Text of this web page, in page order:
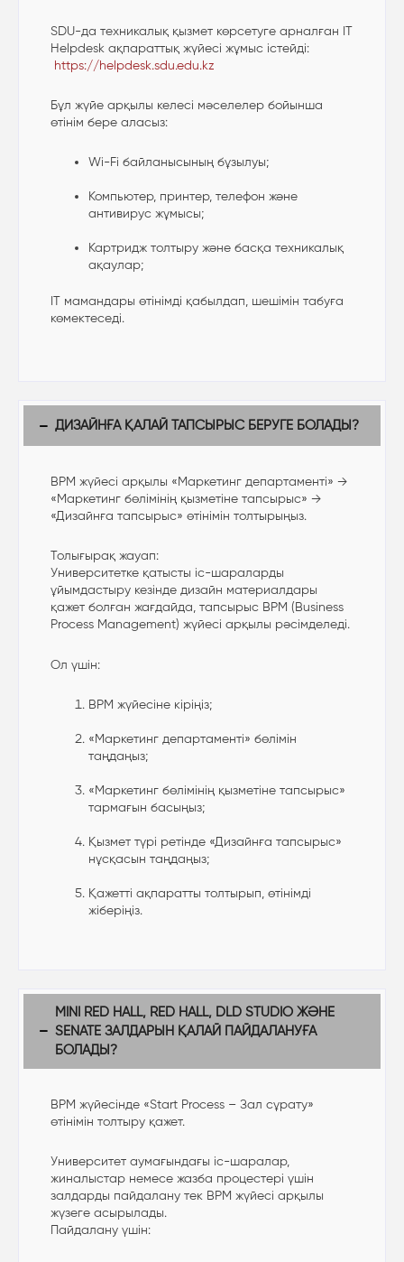
SDU-да техникалық қызмет көрсетуге арналған IT
Helpdesk ақпараттық жүйесі жұмыс істейді:
https://helpdesk.sdu.edu.kz
Бұл жүйе арқылы келесі мәселелер бойынша
өтінім бере аласыз:
Wi-Fi байланысының бұзылуы;
Компьютер, принтер, телефон және
антивирус жұмысы;
Картридж толтыру және басқа техникалық
ақаулар;
IT мамандары өтінімді қабылдап, шешімін табуға
көмектеседі.
ДИЗАЙНҒА ҚАЛАЙ ТАПСЫРЫС БЕРУГЕ БОЛАДЫ?
BPM жүйесі арқылы «Маркетинг департаменті» →
«Маркетинг бөлімінің қызметіне тапсырыс» →
«Дизайнға тапсырыс» өтінімін толтырыңыз.
Толығырақ жауап:
Университетке қатысты іс-шараларды
ұйымдастыру кезінде дизайн материалдары
қажет болған жағдайда, тапсырыс BPM (Business
Process Management) жүйесі арқылы рәсімделеді.
Ол үшін:
BPM жүйесіне кіріңіз;
«Маркетинг департаменті» бөлімін
таңдаңыз;
«Маркетинг бөлімінің қызметіне тапсырыс»
тармағын басыңыз;
Қызмет түрі ретінде «Дизайнға тапсырыс»
нұсқасын таңдаңыз;
Қажетті ақпаратты толтырып, өтінімді
жіберіңіз.
MINI RED HALL, RED HALL, DLD STUDIO ЖӘНЕ
SENATE ЗАЛДАРЫН ҚАЛАЙ ПАЙДАЛАНУҒА
БОЛАДЫ?
BPM жүйесінде «Start Process – Зал сұрату»
өтінімін толтыру қажет.
Университет аумағындағы іс-шаралар,
жиналыстар немесе жазба процестері үшін
залдарды пайдалану тек BPM жүйесі арқылы
жүзеге асырылады.
Пайдалану үшін: